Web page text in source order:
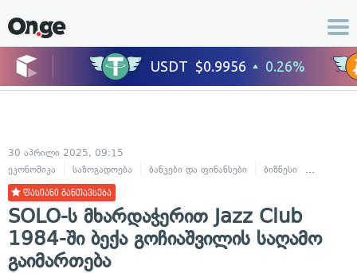
30 აპრილი 2025, 09:15
ეკონომიკა
საზოგადოება ბანკები და ფინანსები ბიზნესი
ფასიანი განთავსება
SOLO-ს მხარდაჭერით Jazz Club
1984-ში ბექა გოჩიაშვილის საღამო
გაიმართება